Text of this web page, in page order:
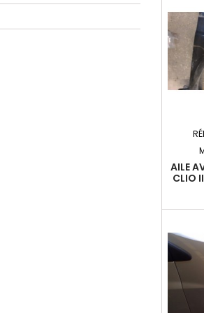
AILE
CLIO